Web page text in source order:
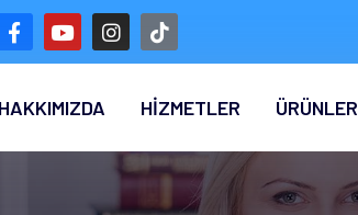
HAKKIMIZDA HİZMETLER ÜRÜNLER